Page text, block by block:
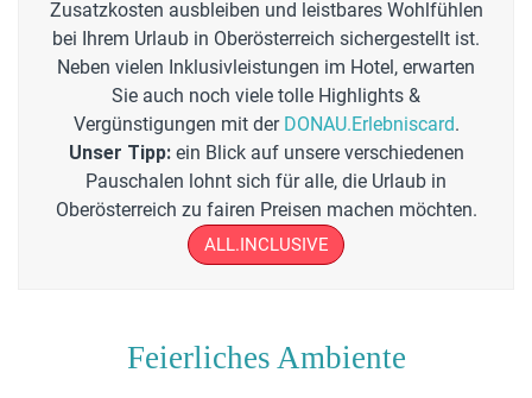
Zusatzkosten ausbleiben und leistbares Wohlfühlen
bei Ihrem Urlaub in Oberösterreich sichergestellt ist.
Neben vielen Inklusivleistungen im Hotel, erwarten
Sie auch noch viele tolle Highlights &
Vergünstigungen mit der DONAU.Erlebniscard.
Unser Tipp:ein Blick auf unsere verschiedenen
Pauschalen lohnt sich für alle, die Urlaub in
Oberösterreich zu fairen Preisen machen möchten.
ALL.INCLUSIVE
Feierliches Ambiente